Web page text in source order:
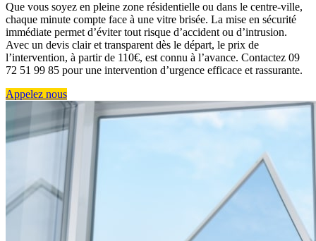
Que vous soyez en pleine zone résidentielle ou dans le centre-ville,
chaque minute compte face à une vitre brisée. La mise en sécurité
immédiate permet d’éviter tout risque d’accident ou d’intrusion.
Avec un devis clair et transparent dès le départ, le prix de
l’intervention, à partir de 110€, est connu à l’avance. Contactez 09
72 51 99 85 pour une intervention d’urgence efficace et rassurante.
Appelez nous